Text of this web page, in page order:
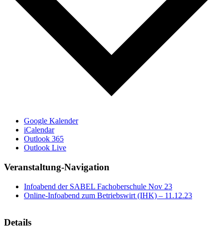
Google Kalender
iCalendar
Outlook 365
Outlook Live
Veranstaltung-Navigation
Infoabend der SABEL Fachoberschule Nov 23
Online-Infoabend zum Betriebswirt (IHK) – 11.12.23
Details